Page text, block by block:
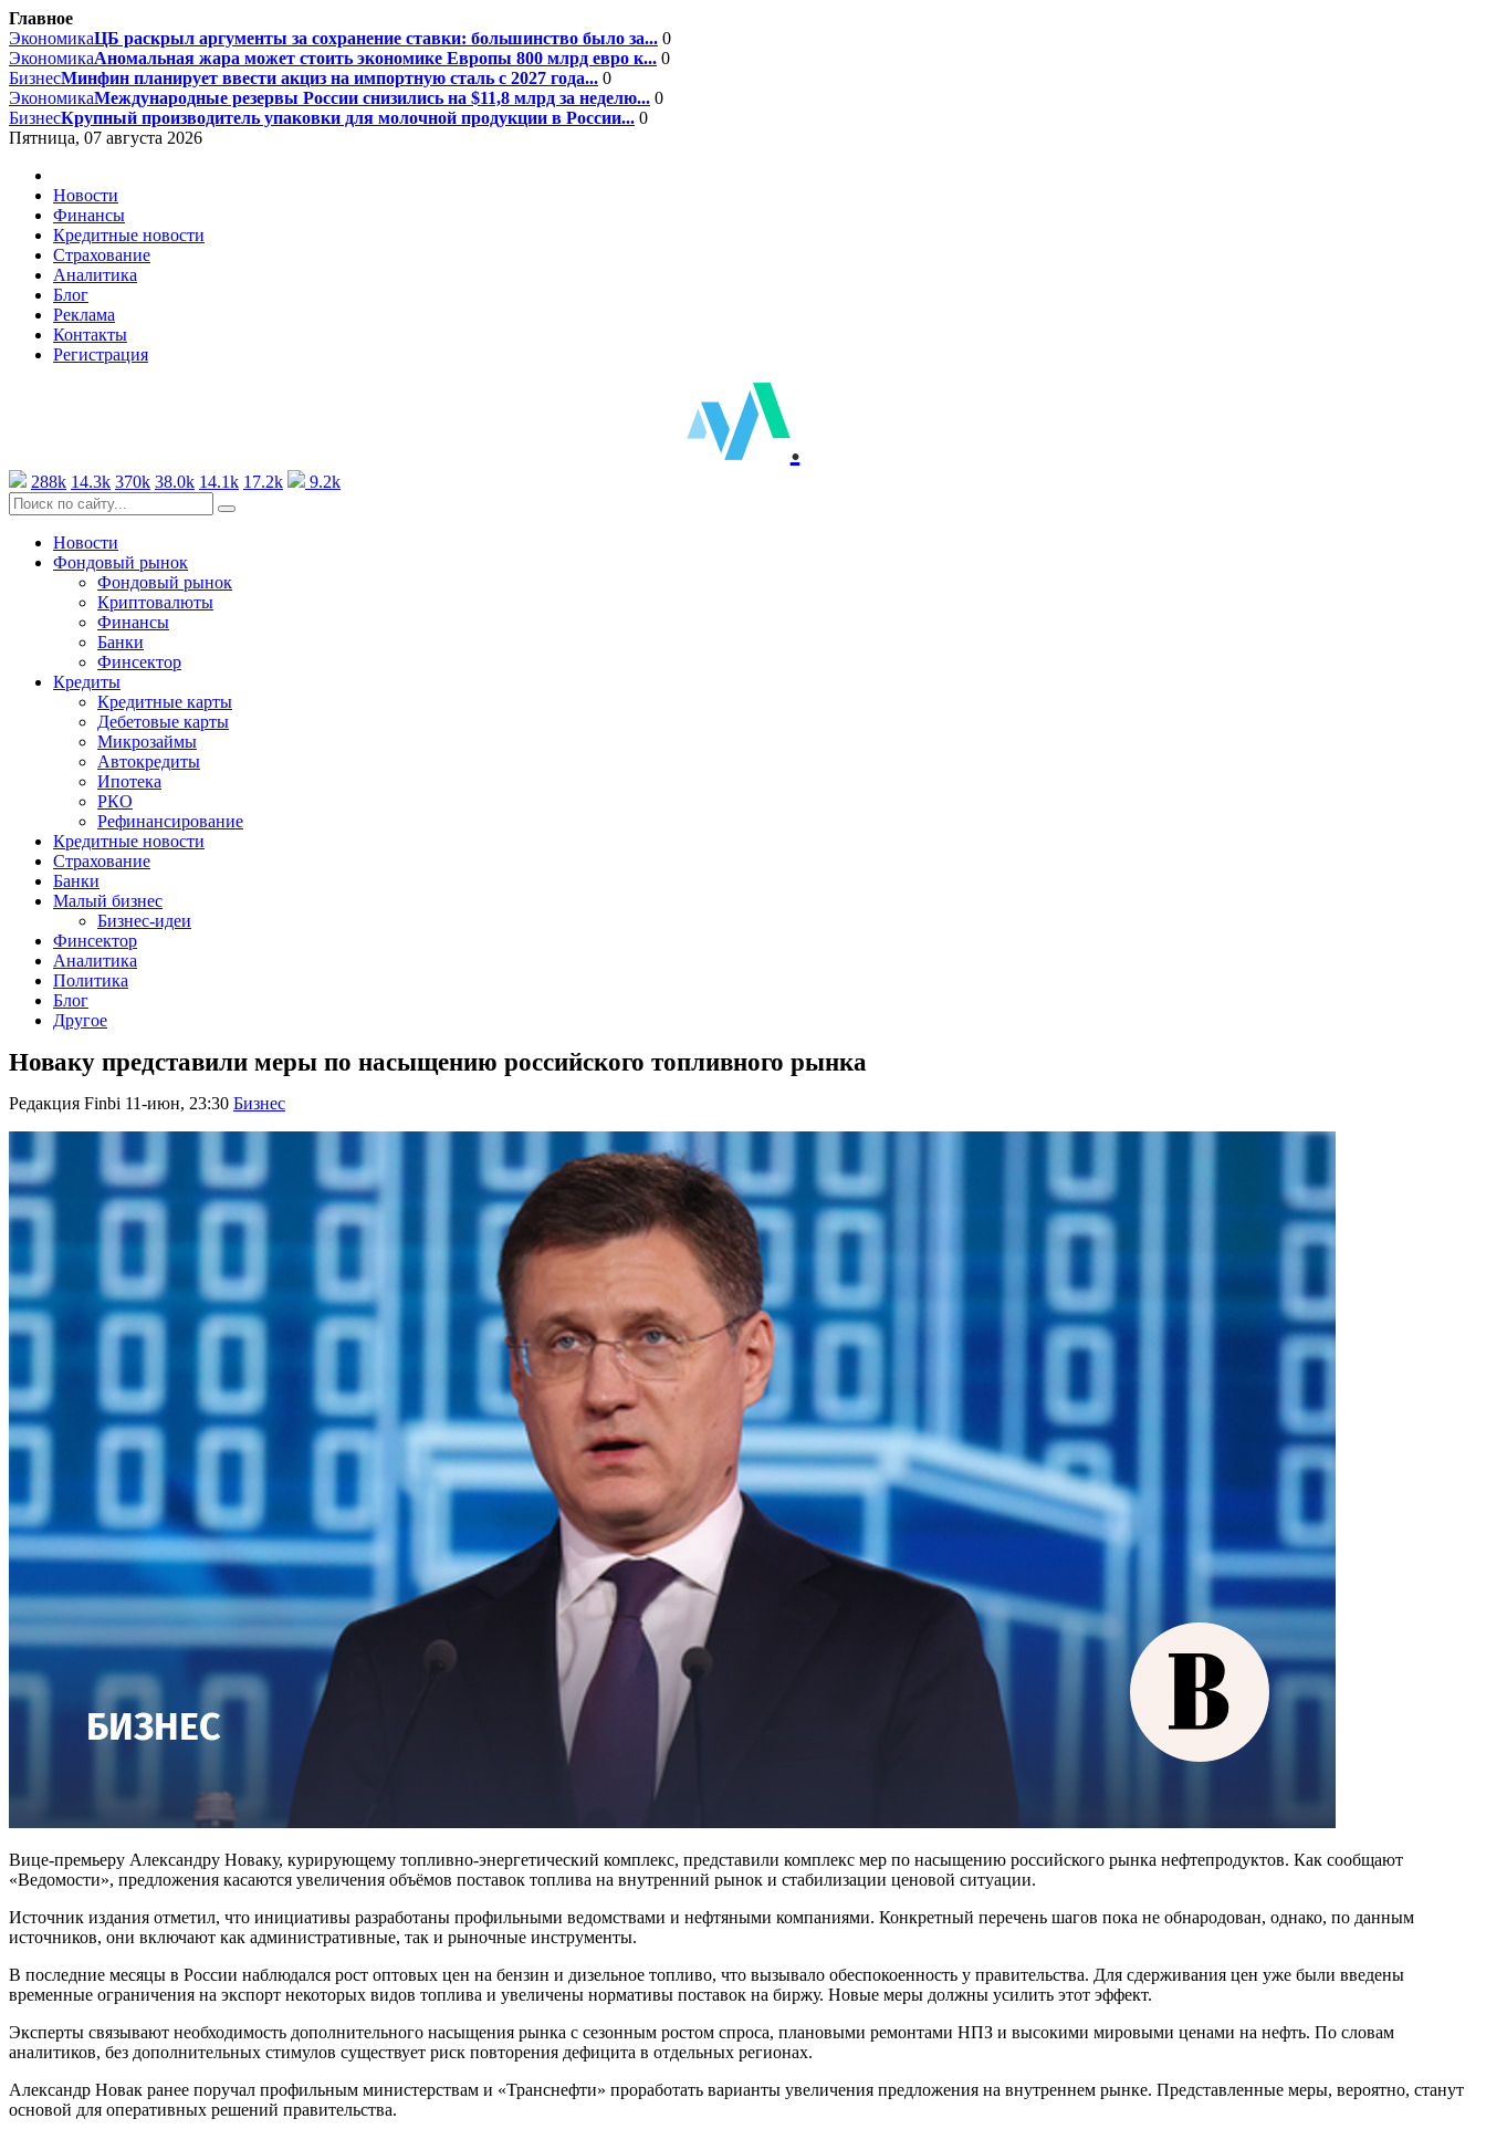
Главное
ЭкономикаЦБ раскрыл аргументы за сохранение ставки: большинство было за... 0
ЭкономикаАномальная жара может стоить экономике Европы 800 млрд евро к... 0
БизнесМинфин планирует ввести акциз на импортную сталь с 2027 года... 0
ЭкономикаМеждународные резервы России снизились на $11,8 млрд за неделю... 0
БизнесКрупный производитель упаковки для молочной продукции в России... 0
Пятница, 07 августа 2026
Новости
Финансы
Кредитные новости
Страхование
Аналитика
Блог
Реклама
Контакты
Регистрация
.
288k 14.3k 370k 38.0k 14.1k 17.2k 9.2k
Новости
Фондовый рынок
Фондовый рынок
Криптовалюты
Финансы
Банки
Финсектор
Кредиты
Кредитные карты
Дебетовые карты
Микрозаймы
Автокредиты
Ипотека
РКО
Рефинансирование
Кредитные новости
Страхование
Банки
Малый бизнес
Бизнес-идеи
Финсектор
Аналитика
Политика
Блог
Другое
Новаку представили меры по насыщению российского топливного рынка
Редакция Finbi 11-июн, 23:30 Бизнес
Вице-премьеру Александру Новаку, курирующему топливно-энергетический комплекс, представили комплекс мер по насыщению российского рынка нефтепродуктов. Как сообщают
«Ведомости», предложения касаются увеличения объёмов поставок топлива на внутренний рынок и стабилизации ценовой ситуации.
Источник издания отметил, что инициативы разработаны профильными ведомствами и нефтяными компаниями. Конкретный перечень шагов пока не обнародован, однако, по данным
источников, они включают как административные, так и рыночные инструменты.
В последние месяцы в России наблюдался рост оптовых цен на бензин и дизельное топливо, что вызывало обеспокоенность у правительства. Для сдерживания цен уже были введены
временные ограничения на экспорт некоторых видов топлива и увеличены нормативы поставок на биржу. Новые меры должны усилить этот эффект.
Эксперты связывают необходимость дополнительного насыщения рынка с сезонным ростом спроса, плановыми ремонтами НПЗ и высокими мировыми ценами на нефть. По словам
аналитиков, без дополнительных стимулов существует риск повторения дефицита в отдельных регионах.
Александр Новак ранее поручал профильным министерствам и «Транснефти» проработать варианты увеличения предложения на внутреннем рынке. Представленные меры, вероятно, станут
основой для оперативных решений правительства.